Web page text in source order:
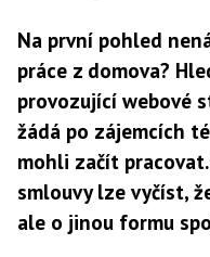
Na první pohled
práce z domova?
provozující webové
žádá po zájemcích
mohli začít
smlouvy lze vyčíst,
ale o jinou formu